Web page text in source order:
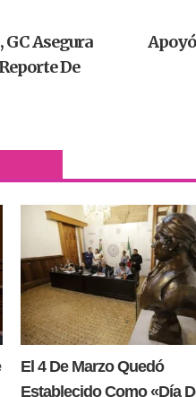
Asegura
De
El 4 De Marzo Quedó
Establecido Como «Día